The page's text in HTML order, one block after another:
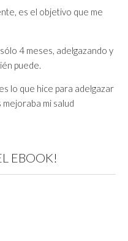
es el objetivo que me
4 meses, adelgazando y
puede.
lo que hice para adelgazar
mi salud
EBOOK!